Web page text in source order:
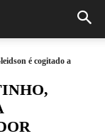
é cogitado a